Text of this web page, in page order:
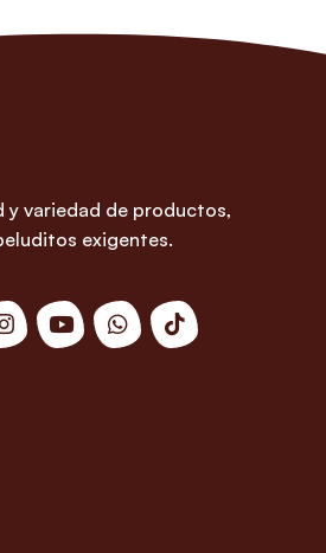
y variedad de productos,
exigentes.